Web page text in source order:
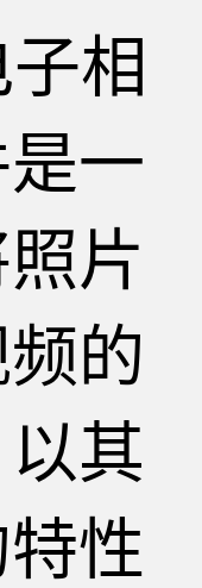
相
一
片
的
其
性